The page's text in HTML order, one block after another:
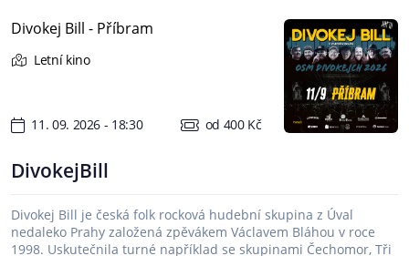
Divokej Bill - Příbram
Letní kino
11. 09. 2026 - 18:30 od 400 Kč
DivokejBill
Divokej Bill je česká folk rocková hudební skupina z Úval
nedaleko Prahy založená zpěvákem Václavem Bláhou v roce
1998. Uskutečnila turné například se skupinami Čechomor, Tři